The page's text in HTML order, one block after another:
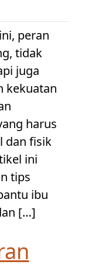
peran
tidak
juga
kekuatan
harus
dan fisik
ini
tips
ibu
[…]